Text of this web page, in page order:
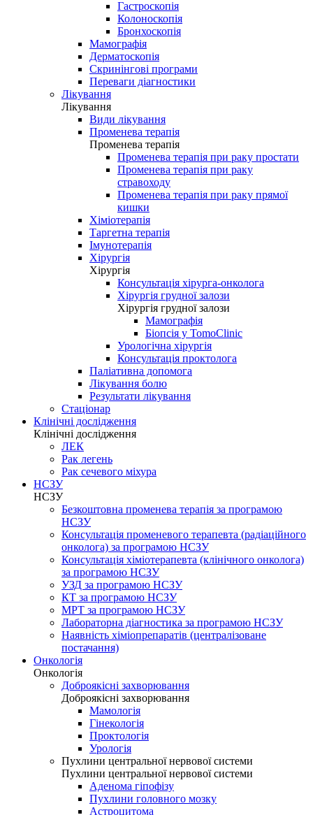
Гастроскопія
Колоноскопія
Бронхоскопія
Мамографія
Дерматоскопія
Скринінгові програми
Переваги діагностики
Лікування
Лікування
Види лікування
Променева терапія
Променева терапія
Променева терапія при раку простати
Променева терапія при раку
стравоходу
Променева терапія при раку прямої
кишки
Хіміотерапія
Таргетна терапія
Імунотерапія
Хірургія
Хірургія
Консультація хірурга-онколога
Хірургія грудної залози
Хірургія грудної залози
Мамографія
Біопсія у TomoClinic
Урологічна хірургія
Консультація проктолога
Паліативна допомога
Лікування болю
Результати лікування
Стаціонар
Клінічні дослідження
Клінічні дослідження
ЛЕК
Рак легень
Рак сечевого міхура
НСЗУ
НСЗУ
Безкоштовна променева терапія за програмою
НСЗУ
Консультація променевого терапевта (радіаційного
онколога) за програмою НСЗУ
Консультація хіміотерапевта (клінічного онколога)
за програмою НСЗУ
УЗД за програмою НСЗУ
КТ за програмою НСЗУ
МРТ за програмою НСЗУ
Лабораторна діагностика за програмою НСЗУ
Наявність хіміопрепаратів (централізоване
постачання)
Онкологія
Онкологія
Доброякісні захворювання
Доброякісні захворювання
Мамологія
Гінекологія
Проктологія
Урологія
Пухлини центральної нервової системи
Пухлини центральної нервової системи
Аденома гіпофізу
Пухлини головного мозку
Астроцитома